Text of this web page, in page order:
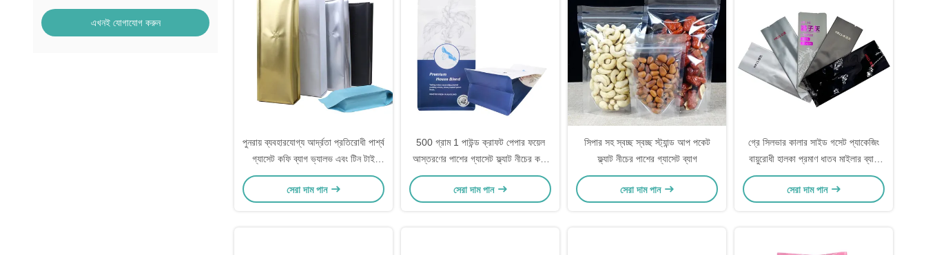
এখনই যোগাযোগ করুন
পুনরায় ব্যবহারযোগ্য আর্দ্রতা প্রতিরোধী পার্শ্ব
গ্যাসেট কফি ব্যাগ ভ্যালভ এবং টিন টাই
বন্ধের সাথে প্যাকেজ
সেরা দাম পান
500 গ্রাম 1 পাউন্ড ক্রাফট পেপার ফয়েল
আস্তরণের পাশের গ্যাসেট ফ্ল্যাট নীচের কফি
ব্যাগ ভ্যালভ এবং সামনের জিপার সহ
সেরা দাম পান
সিপার সহ স্বচ্ছ স্বচ্ছ স্ট্যান্ড আপ পকেট
ফ্ল্যাট নীচের পাশের গ্যাসেট ব্যাগ
সেরা দাম পান
গ্রে সিলভার কালার সাইড গসেট প্যাকেজিং
বায়ুরোধী হালকা প্রমাণ ধাতব মাইলার ব্যাক
সিলিং সবুজ চা প্যাকেজিং ব্যাগ
সেরা দাম পান